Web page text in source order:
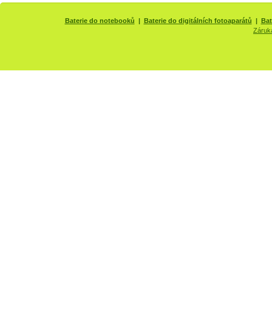
Baterie do notebooků | Baterie do digitálních fotoaparátů |